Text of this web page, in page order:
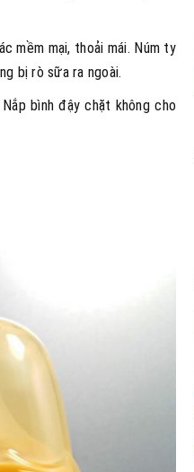
mềm mại, thoải mái. Núm ty
bị rò sữa ra ngoài.
bình đậy chặt không cho